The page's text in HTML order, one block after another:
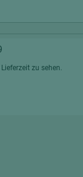
zu sehen.